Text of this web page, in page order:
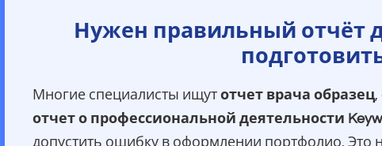
Нужен правильный отчёт
Многие специалисты ищут отчет врача образец,
отчет о профессиональной деятельности
допустить ошибку в оформлении портфолио. Это